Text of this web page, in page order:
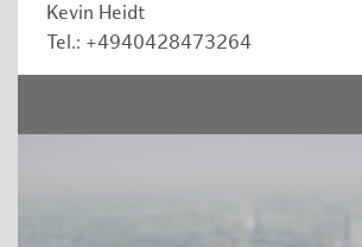
Kevin Heidt
Tel.: +4940428473264